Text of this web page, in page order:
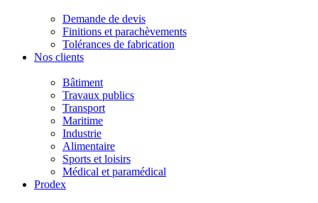
Demande de devis
Finitions et parachèvements
Tolérances de fabrication
Nos clients
Bâtiment
Travaux publics
Transport
Maritime
Industrie
Alimentaire
Sports et loisirs
Médical et paramédical
Prodex